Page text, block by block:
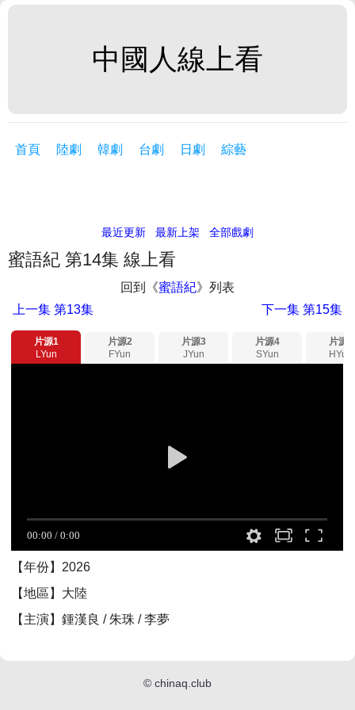
中國人線上看
首頁 陸劇 韓劇 台劇 日劇 綜藝
最近更新 最新上架 全部戲劇
蜜語紀 第14集 線上看
回到《蜜語紀》列表
上一集 第13集 下一集第15集
片源1
LYun
片源2
FYun
片源3
JYun
片源4
SYun
片源5
HYun
【年份】2026
【地區】大陸
【主演】鍾漢良 / 朱珠 / 李夢
© chinaq.club